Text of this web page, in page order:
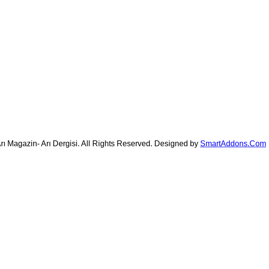
Magazin- Arı Dergisi. All Rights Reserved. Designed by SmartAddons.Com